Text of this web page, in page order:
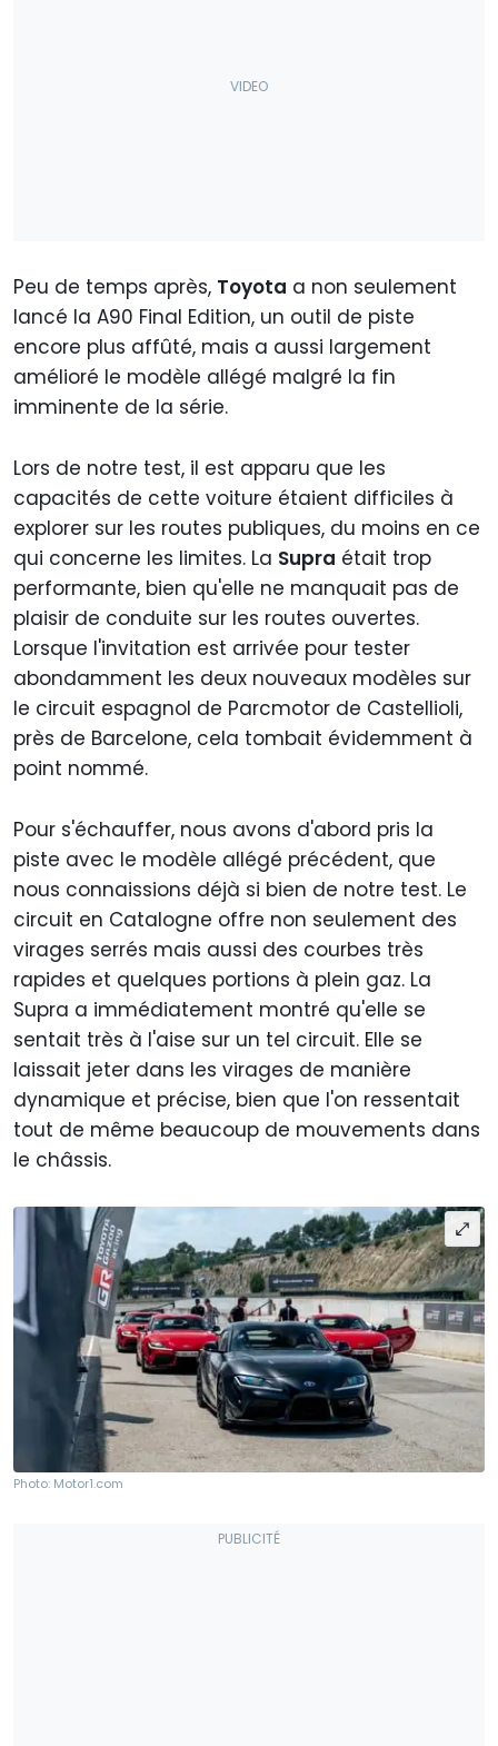
Peu de temps après, Toyota a non seulement
lancé la A90 Final Edition, un outil de piste
encore plus affûté, mais a aussi largement
amélioré le modèle allégé malgré la fin
imminente de la série.
Lors de notre test, il est apparu que les
capacités de cette voiture étaient difficiles à
explorer sur les routes publiques, du moins en ce
qui concerne les limites. La Supra était trop
performante, bien qu'elle ne manquait pas de
plaisir de conduite sur les routes ouvertes.
Lorsque l'invitation est arrivée pour tester
abondamment les deux nouveaux modèles sur
le circuit espagnol de Parcmotor de Castellioli,
près de Barcelone, cela tombait évidemment à
point nommé.
Pour s'échauffer, nous avons d'abord pris la
piste avec le modèle allégé précédent, que
nous connaissions déjà si bien de notre test. Le
circuit en Catalogne offre non seulement des
virages serrés mais aussi des courbes très
rapides et quelques portions à plein gaz. La
Supra a immédiatement montré qu'elle se
sentait très à l'aise sur un tel circuit. Elle se
laissait jeter dans les virages de manière
dynamique et précise, bien que l'on ressentait
tout de même beaucoup de mouvements dans
le châssis.
Photo: Motor1.com